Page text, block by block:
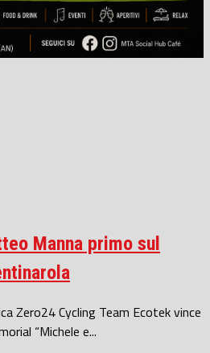
Manna primo sul
Zero24 Cycling Team Ecotek vince
“Michele e...